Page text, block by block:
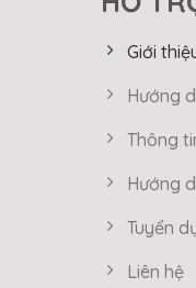
Giới
Hướng
Thông
Hướng
Tuyển
Liên hệ